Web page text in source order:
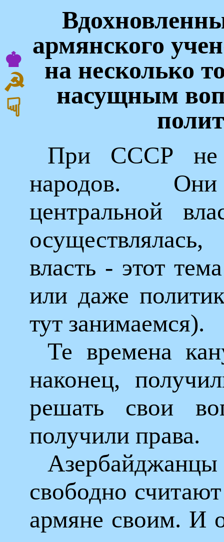
♚
☭
☟
армянского
на несколько
насущным
При СССР
народов.
центральной
власть - этот
или даже
тут занимаемся).
Те времена
наконец,
решать свои
получили права.
свободно
армяне своим. И